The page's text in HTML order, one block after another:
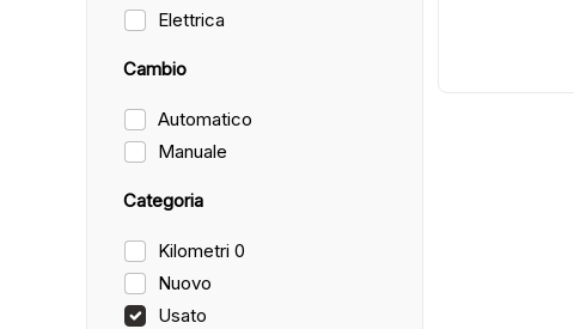
Elettrica
Cambio
Automatico
Manuale
Categoria
Kilometri 0
Nuovo
Usato